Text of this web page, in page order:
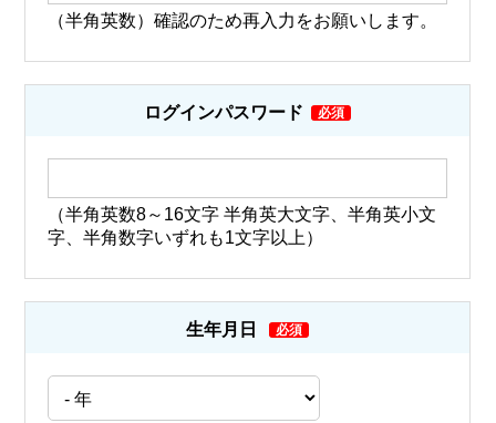
（半角英数）確認のため再入力をお願いします。
ログインパスワード
（半角英数8～16文字 半角英大文字、半角英小文
字、半角数字いずれも1文字以上）
生年月日